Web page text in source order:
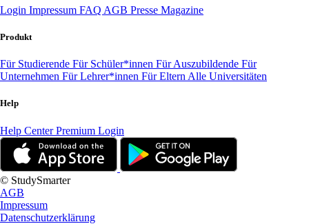
Login Impressum FAQ AGB Presse Magazine
Produkt
Für Studierende Für Schüler*innen Für Auszubildende Für
Unternehmen Für Lehrer*innen Für Eltern Alle Universitäten
Help
Help CenterPremium Login
© StudySmarter
AGB
Impressum
Datenschutzerklärung